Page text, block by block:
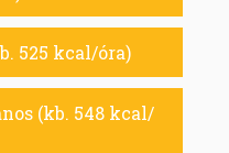
525 kcal/óra)
(kb. 548 kcal/